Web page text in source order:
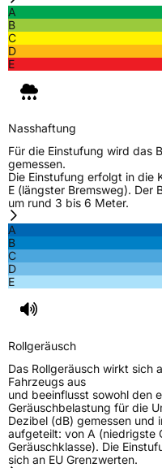
SchlauchtypTL
ZustandNeureifen
M+S
VerstärktXL
EU Label
EffizienzC
Fahrzeugklasse
3PMSF /
Eisgrip Nein
EPREL ID2336295
A
B
C
D
E
Nasshaftung
Für die Einstufung wird das
gemessen.
Die Einstufung erfolgt in die
E (längster Bremsweg). Der
um rund 3 bis 6 Meter.
A
B
C
D
E
Rollgeräusch
Das Rollgeräusch wirkt sich
Fahrzeugs aus
und beeinflusst sowohl den
Geräuschbelastung für die
Dezibel (dB) gemessen und
aufgeteilt: von A (niedrigste
Geräuschklasse). Die
sich an EU Grenzwerten.